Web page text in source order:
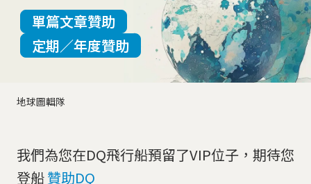
地球圖輯隊
單篇文章贊助
定期／年度贊助
我們為您在DQ飛行船預留了VIP位子，期待您
登船贊助DQ